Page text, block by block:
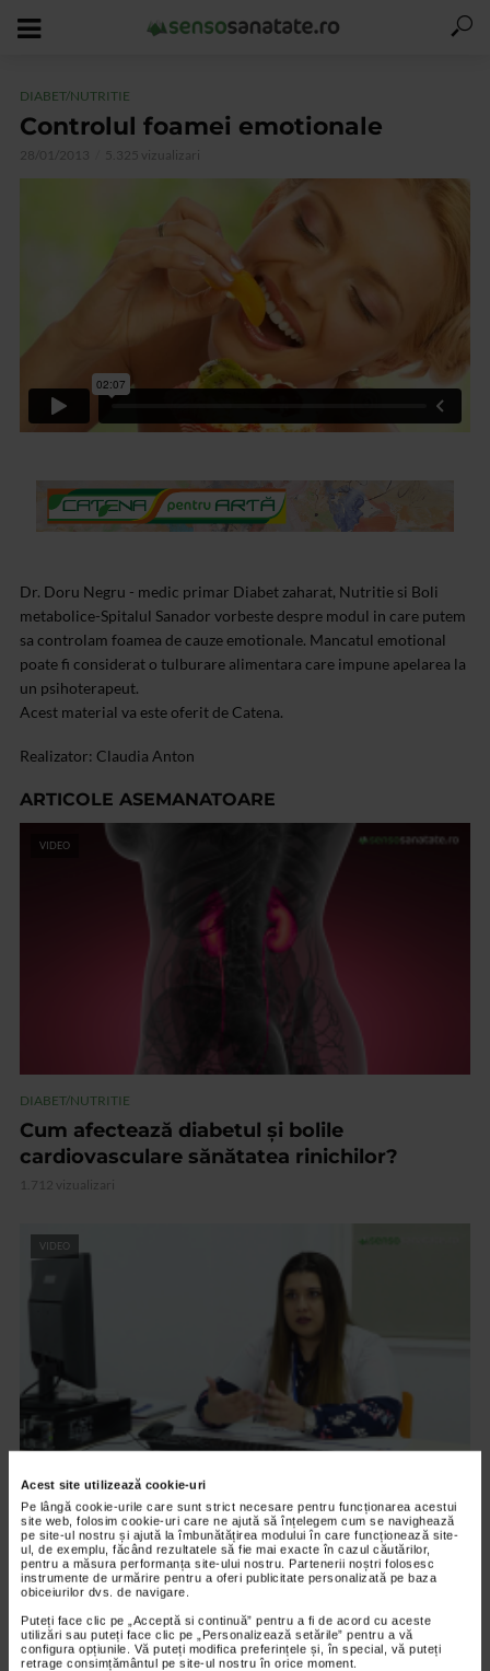
Acest site utilizează cookie-uri
Pe lângă cookie-urile care sunt strict necesare pentru funcționarea acestui
site web, folosim cookie-uri care ne ajută să înțelegem cum se navighează
pe site-ul nostru și ajută la îmbunătățirea modului în care funcționează site-
ul, de exemplu, făcând rezultatele să fie mai exacte în cazul căutărilor,
pentru a măsura performanța site-ului nostru. Partenerii noștri folosesc
instrumente de urmărire pentru a oferi publicitate personalizată pe baza
obiceiurilor dvs. de navigare.
Puteți face clic pe „Acceptă si continuă” pentru a fi de acord cu aceste
utilizări sau puteți face clic pe „Personalizează setările” pentru a vă
configura opțiunile. Vă puteți modifica preferințele și, în special, vă puteți
retrage consimțământul pe site-ul nostru în orice moment.
DIABET/NUTRITIE
Controlul foamei emotionale
28/01/2013 5.325 vizualizari
Dr. Doru Negru - medic primar Diabet zaharat, Nutritie si Boli
metabolice-Spitalul Sanador vorbeste despre modul in care putem
sa controlam foamea de cauze emotionale. Mancatul emotional
poate fi considerat o tulburare alimentara care impune apelarea la
un psihoterapeut.
Acest material va este oferit de Catena.
Realizator: Claudia Anton
ARTICOLE ASEMANATOARE
VIDEO
DIABET/NUTRITIE
Cum afectează diabetul și bolile
cardiovasculare sănătatea rinichilor?
1.712 vizualizari
VIDEO
DIABET/NUTRITIE
Rolul iodului în organism
5.850 vizualizari
VIDEO